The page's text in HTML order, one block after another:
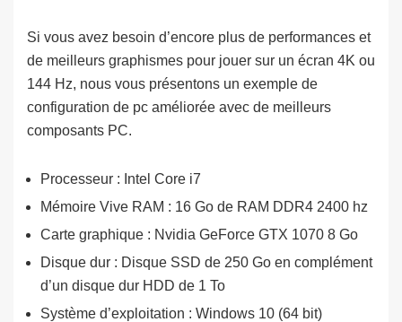
Si vous avez besoin d’encore plus de performances et
de meilleurs graphismes pour jouer sur un écran 4K ou
144 Hz, nous vous présentons un exemple de
configuration de pc améliorée avec de meilleurs
composants PC.
Processeur : Intel Core i7
Mémoire Vive RAM : 16 Go de RAM DDR4 2400 hz
Carte graphique : Nvidia GeForce GTX 1070 8 Go
Disque dur : Disque SSD de 250 Go en complément
d’un disque dur HDD de 1 To
Système d’exploitation : Windows 10 (64 bit)